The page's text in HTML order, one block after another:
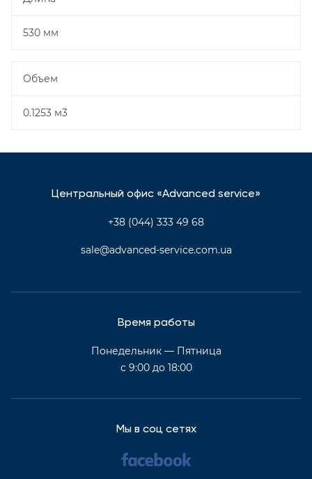
530 мм
Объем
0.1253 м3
Центральный офис «Advanced service»
+38 (044) 333 49 68
sale@advanced-service.com.ua
Время работы
Понедельник — Пятница
с 9:00 до 18:00
Мы в соц сетях